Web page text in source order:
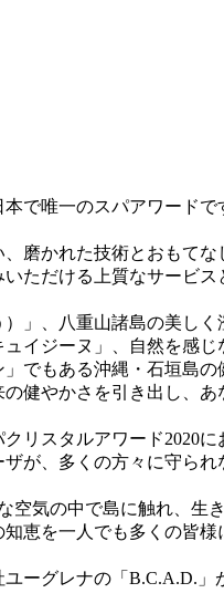
唯一のスパアワード
磨かれた技術とおもて
ただける上質なサービ
」、八重山諸島の美し
イジーヌ」、自然を感
でもある沖縄・石垣島
健やかさを引き出し、
リスタルアワード2020
が、多くの方々に守ら
気の中で島に触れ、
恵を一人でも多くの皆
ーグレナの「B.C.A.D.」